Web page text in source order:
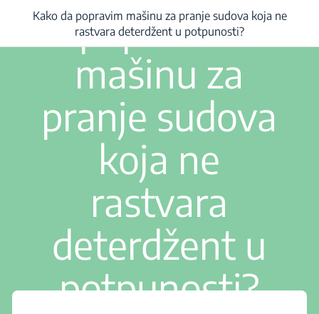
Kako da popravim mašinu za pranje sudova koja ne rastvara deterdžent u
popravim
mašinu za
pranje sudova
koja ne
rastvara
deterdžent u
potpunosti?
Kako da popravim mašinu za pranje sudova koja ne
rastvara deterdžent u potpunosti?